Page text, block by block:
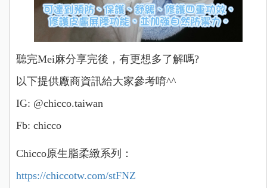
聽完Mei麻分享完後，有更想多了解嗎?
以下提供廠商資訊給大家參考唷^^
IG: @chicco.taiwan
Fb: chicco
Chicco原生脂柔緻系列：
https://chiccotw.com/stFNZ